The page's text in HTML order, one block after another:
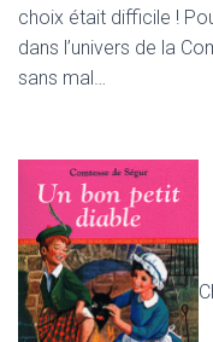
choix était difficile !
dans l’univers de la
sans mal…